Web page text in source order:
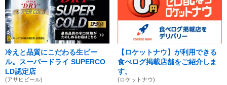
冷えと品質にこだわる生ビー
ル。スーパードライ SUPERCO
LD認定店
(アサヒビール)
【ロケットナウ】が利用できる
食べログ掲載店舗をご紹介しま
す。
(ロケットナウ)